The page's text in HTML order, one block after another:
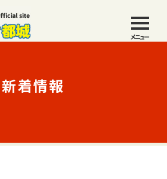
メニュー
新着情報